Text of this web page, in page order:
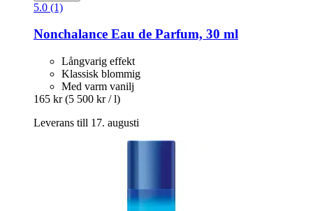
5.0 (1)
Nonchalance Eau de Parfum, 30 ml
Långvarig effekt
Klassisk blommig
Med varm vanilj
165 kr (5 500 kr / l)
Leverans till 17. augusti